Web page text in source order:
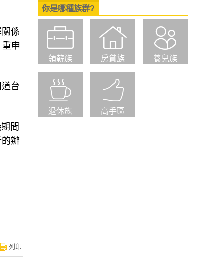
係
申
台
間
的辦
列印
你是哪種族群?
領薪族 房貸族 養兒族
退休族 高手區